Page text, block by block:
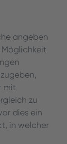
angeben
Möglichkeit
mit
zu
dies ein
in welcher